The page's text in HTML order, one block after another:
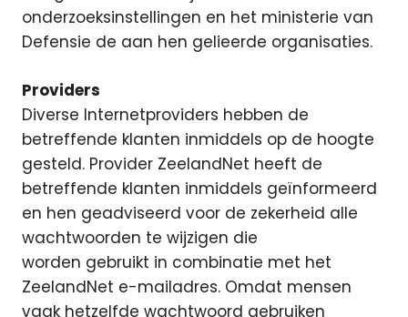
onderzoeksinstellingen en het ministerie van
Defensie de aan hen gelieerde organisaties.
Providers
Diverse Internetproviders hebben de
betreffende klanten inmiddels op de hoogte
gesteld. Provider ZeelandNet heeft de
betreffende klanten inmiddels geïnformeerd
en hen geadviseerd voor de zekerheid alle
wachtwoorden te wijzigen die
worden gebruikt in combinatie met het
ZeelandNet e-mailadres. Omdat mensen
vaak hetzelfde wachtwoord gebruiken